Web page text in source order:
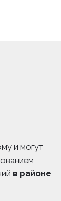
и могут
в районе